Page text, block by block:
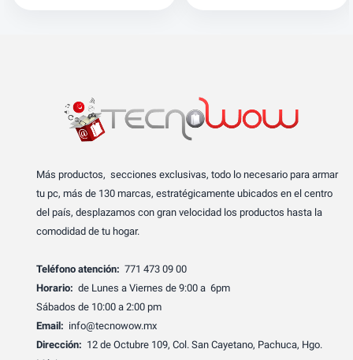
Más productos, secciones exclusivas, todo lo necesario para armar
tu pc, más de 130 marcas, estratégicamente ubicados en el centro
del país, desplazamos con gran velocidad los productos hasta la
comodidad de tu hogar.
Teléfono atención: 771 473 09 00
Horario: de Lunes a Viernes de 9:00 a 6pm
Sábados de 10:00 a 2:00 pm
Email: info@tecnowow.mx
Dirección: 12 de Octubre 109, Col. San Cayetano, Pachuca, Hgo.